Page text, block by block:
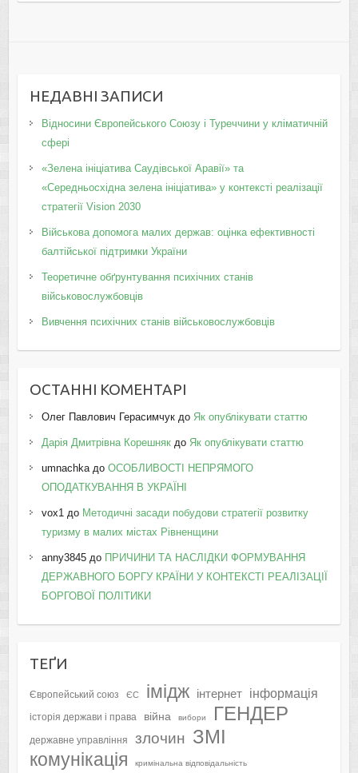
НЕДАВНІ ЗАПИСИ
Відносини Європейського Союзу і Туреччини у кліматичній
сфері
«Зелена ініціатива Саудівської Аравії» та
«Середньосхідна зелена ініціатива» у контексті реалізації
стратегії Vision 2030
Військова допомога малих держав: оцінка ефективності
балтійської підтримки України
Теоретичне обґрунтування психічних станів
військовослужбовців
Вивчення психічних станів військовослужбовців
ОСТАННІ КОМЕНТАРІ
Олег Павлович Герасимчукдо Як опублікувати статтю
Дарія Дмитрівна Корешнякдо Як опублікувати статтю
umnachkaдо ОСОБЛИВОСТІ НЕПРЯМОГО
ОПОДАТКУВАННЯ В УКРАЇНІ
vox1до Методичні засади побудови стратегії розвитку
туризму в малих містах Рівненщини
anny3845до ПРИЧИНИ ТА НАСЛІДКИ ФОРМУВАННЯ
ДЕРЖАВНОГО БОРГУ КРАЇНИ У КОНТЕКСТІ РЕАЛІЗАЦІЇ
БОРГОВОЇ ПОЛІТИКИ
ТЕҐИ
Європейський союз ЄС імідж інтернет інформація
історія держави і права війна вибори ГЕНДЕР
державне управління злочин ЗМІ
комунікація кримінальна відповідальність